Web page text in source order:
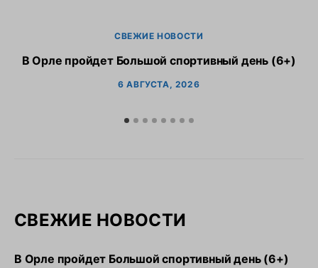
СВЕЖИЕ НОВОСТИ
В Орле пройдет Большой спортивный день (6+)
6 АВГУСТА, 2026
СВЕЖИЕ НОВОСТИ
В Орле пройдет Большой спортивный день (6+)